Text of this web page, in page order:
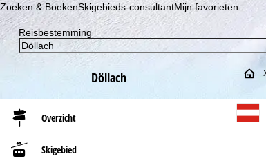
Zoeken & BoekenSkigebieds-consultantMijn favorieten
Reisbestemming
Döllach
Overzicht
Skigebied
S
t